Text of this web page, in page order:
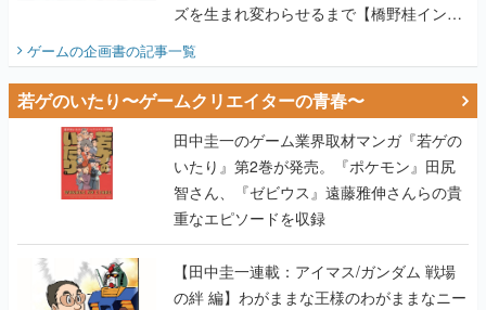
ズを生まれ変わらせるまで【橋野桂インタ
ゲームの企画書の記事一覧
若ゲのいたり〜ゲームクリエイターの青春〜
田中圭一のゲーム業界取材マンガ『若ゲの
いたり』第2巻が発売。『ポケモン』田尻
智さん、『ゼビウス』遠藤雅伸さんらの貴
重なエピソードを収録
【田中圭一連載：アイマス/ガンダム 戦場
の絆 編】わがままな王様のわがままなニー